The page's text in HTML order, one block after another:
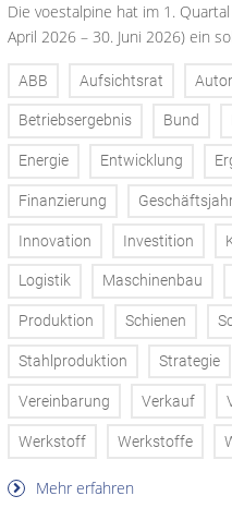
Die voestalpine hat im 1.
April 2026 – 30. Juni 2026) ein
ABB Aufsichtsrat
Betriebsergebnis Bund
Energie Entwicklung
Finanzierung
Innovation Investition
Logistik Maschinenbau
Produktion Schienen
Stahlproduktion Strategie
Vereinbarung Verkauf
Werkstoff Werkstoffe
Mehr erfahren